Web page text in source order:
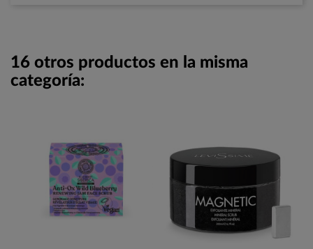
16 otros productos en la misma
categoría: